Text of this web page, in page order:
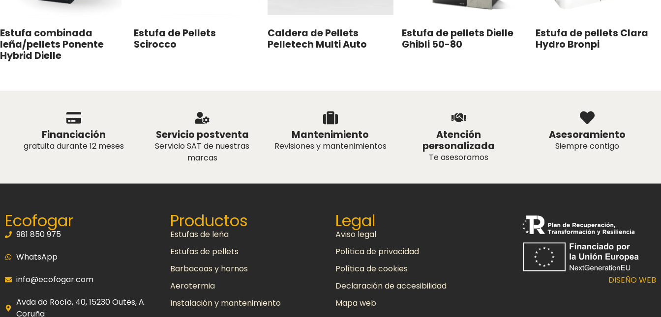
Estufa combinada
leña/pellets Ponente
Hybrid Dielle
Estufa de Pellets
Scirocco
Caldera de Pellets
Pelletech Multi Auto
Estufa de pellets Dielle
Ghibli 50-80
Estufa de pellets Clara
Hydro Bronpi
Financiación
gratuita durante 12 meses
Servicio postventa
Servicio SAT de nuestras
marcas
Mantenimiento
Revisiones y mantenimientos
Atención
personalizada
Te asesoramos
Asesoramiento
Siempre contigo
Ecofogar
981 850 975
WhatsApp
info@ecofogar.com
Avda do Rocío, 40, 15230 Outes, A
Coruña
Productos
Estufas de leña
Estufas de pellets
Barbacoas y hornos
Aerotermia
Instalación y mantenimiento
Legal
Aviso legal
Política de privacidad
Política de cookies
Declaración de accesibilidad
Mapa web
DISEÑO WEB